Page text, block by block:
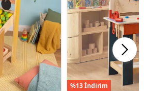
%13 İndirim